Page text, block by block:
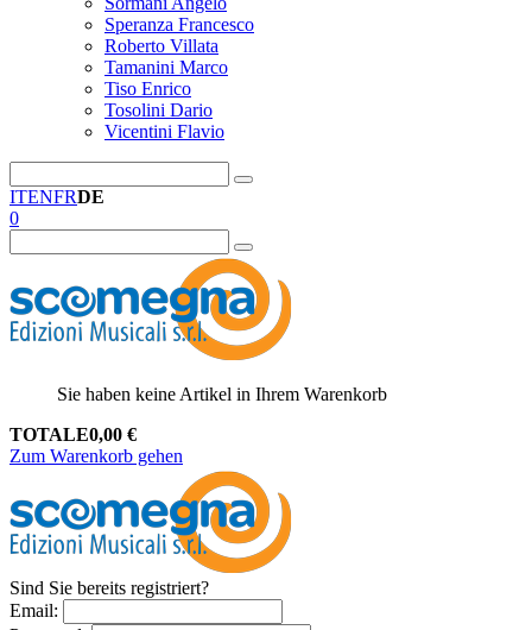
Speranza Francesco
Roberto Villata
Tamanini Marco
Tiso Enrico
Tosolini Dario
Vicentini Flavio
ITENFRDE
0
Sie haben keine Artikel in Ihrem Warenkorb
TOTALE0,00 €
Zum Warenkorb gehen
Sind Sie bereits registriert?
Email: